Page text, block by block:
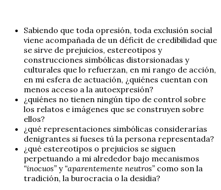
Sabiendo que toda opresión, toda exclusión social
viene acompañada de un déficit de credibilidad que
se sirve de prejuicios, estereotipos y
construcciones simbólicas distorsionadas y
culturales que lo refuerzan, en mi rango de acción,
en mi esfera de actuación, ¿quiénes cuentan con
menos acceso a la autoexpresión?
¿quiénes no tienen ningún tipo de control sobre
los relatos e imágenes que se construyen sobre
ellos?
¿qué representaciones simbólicas considerarías
denigrantes si fueses tú la persona representada?
¿qué estereotipos o prejuicios se siguen
perpetuando a mi alrededor bajo mecanismos
“inocuos” y “aparentemente neutros” como son la
tradición, la burocracia o la desidia?